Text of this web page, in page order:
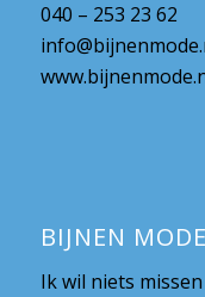
040 – 253 23 62
BIJNEN
Ik wil niets